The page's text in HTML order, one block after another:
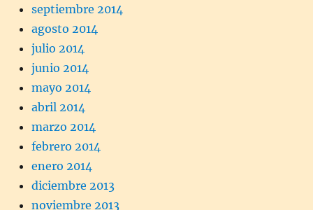
septiembre 2014
agosto 2014
julio 2014
junio 2014
mayo 2014
abril 2014
marzo 2014
febrero 2014
enero 2014
diciembre 2013
noviembre 2013